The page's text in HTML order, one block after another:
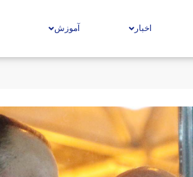
اخبار آموزش